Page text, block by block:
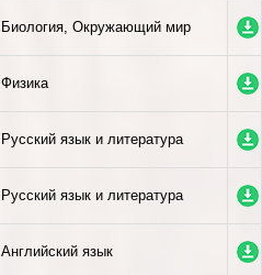
Биология, Окружающий мир
Физика
Русский язык и литература
Русский язык и литература
Английский язык